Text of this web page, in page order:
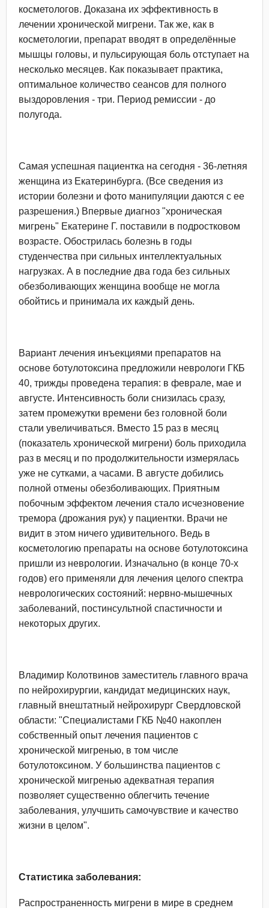
косметологов. Доказана их эффективность в
лечении хронической мигрени. Так же, как в
косметологии, препарат вводят в определённые
мышцы головы, и пульсирующая боль отступает на
несколько месяцев. Как показывает практика,
оптимальное количество сеансов для полного
выздоровления - три. Период ремиссии - до
полугода.
Самая успешная пациентка на сегодня - 36-летняя
женщина из Екатеринбурга. (Все сведения из
истории болезни и фото манипуляции даются с ее
разрешения.) Впервые диагноз "хроническая
мигрень" Екатерине Г. поставили в подростковом
возрасте. Обострилась болезнь в годы
студенчества при сильных интеллектуальных
нагрузках. А в последние два года без сильных
обезболивающих женщина вообще не могла
обойтись и принимала их каждый день.
Вариант лечения инъекциями препаратов на
основе ботулотоксина предложили неврологи ГКБ
40, трижды проведена терапия: в феврале, мае и
августе. Интенсивность боли снизилась сразу,
затем промежутки времени без головной боли
стали увеличиваться. Вместо 15 раз в месяц
(показатель хронической мигрени) боль приходила
раз в месяц и по продолжительности измерялась
уже не сутками, а часами. В августе добились
полной отмены обезболивающих. Приятным
побочным эффектом лечения стало исчезновение
тремора (дрожания рук) у пациентки. Врачи не
видит в этом ничего удивительного. Ведь в
косметологию препараты на основе ботулотоксина
пришли из неврологии. Изначально (в конце 70-х
годов) его применяли для лечения целого спектра
неврологических состояний: нервно-мышечных
заболеваний, постинсультной спастичности и
некоторых других.
Владимир Колотвинов заместитель главного врача
по нейрохирургии, кандидат медицинских наук,
главный внештатный нейрохирург Свердловской
области: "Специалистами ГКБ №40 накоплен
собственный опыт лечения пациентов с
хронической мигренью, в том числе
ботулотоксином. У большинства пациентов с
хронической мигренью адекватная терапия
позволяет существенно облегчить течение
заболевания, улучшить самочувствие и качество
жизни в целом".
Статистика заболевания:
Распространенность мигрени в мире в среднем